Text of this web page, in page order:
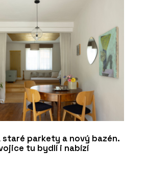
staré parkety a nový bazén.
tu bydlí i nabízí